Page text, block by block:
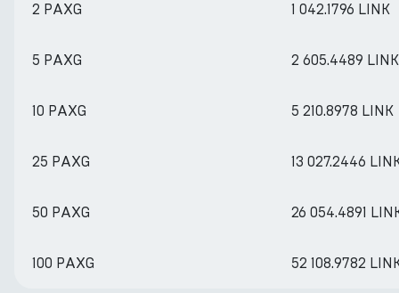
2 PAXG 1 042.1796 LINK
5 PAXG 2 605.4489 LINK
10 PAXG 5 210.8978 LINK
25 PAXG 13 027.2446
50 PAXG 26 054.4891
100 PAXG 52 108.9782